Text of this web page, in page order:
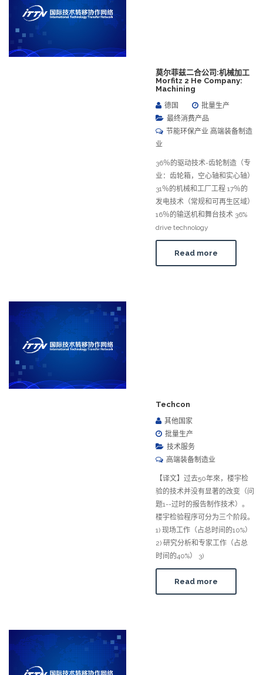
莫尔菲兹二合公司:机械加工
Morfitz 2 He Company:
Machining
德国
批量生产
最终消费产品
节能环保产业 高端装备制造
业
36％的驱动技术-齿轮制造（专
业：齿轮箱，空心轴和实心轴）
31％的机械和工厂工程 17％的
发电技术（常规和可再生区域）
16％的输送机和舞台技术 36%
drive technology
Read more
Techcon
其他国家
批量生产
技术服务
高端装备制造业
【译文】过去50年來，楼宇检
验的技术并没有显著的改变（问
题1--过时的报告制作技术）。
楼宇检验程序可分为三个阶段。
1) 现场工作（占总时间的10%）
2) 研究分析和专家工作（占总
时间的40%） 3)
Read more